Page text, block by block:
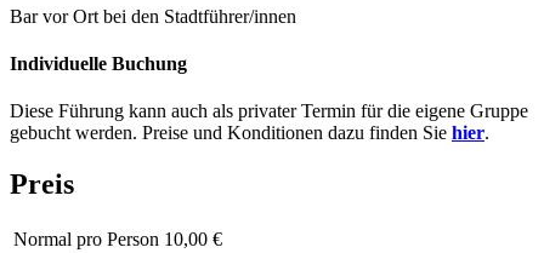
Bar vor Ort bei den Stadtführer/innen
Individuelle Buchung
Diese Führung kann auch als privater Termin für die eigene Gruppe
gebucht werden. Preise und Konditionen dazu finden Sie hier.
Preis
Normal pro Person 10,00 €